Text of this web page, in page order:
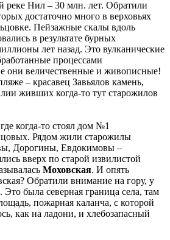
реке Нил – 30 млн. лет. Обратили
достаточно много в верховьях
Пейзажные скалы вдоль
в результате бурных
лет назад. Это вулканические
процессами
они величественные и живописные!
– красавец Завьялов камень,
живших когда-то тут старожилов
когда-то стоял дом №1
Рядом жили старожилы
Дорогины, Евдокимовы –
вверх по старой извилистой
Моховская. И опять
Обратили внимание на гору, у
была северная граница села, там
пожарная каланча, с которой
как на ладони, и хлебозапасный